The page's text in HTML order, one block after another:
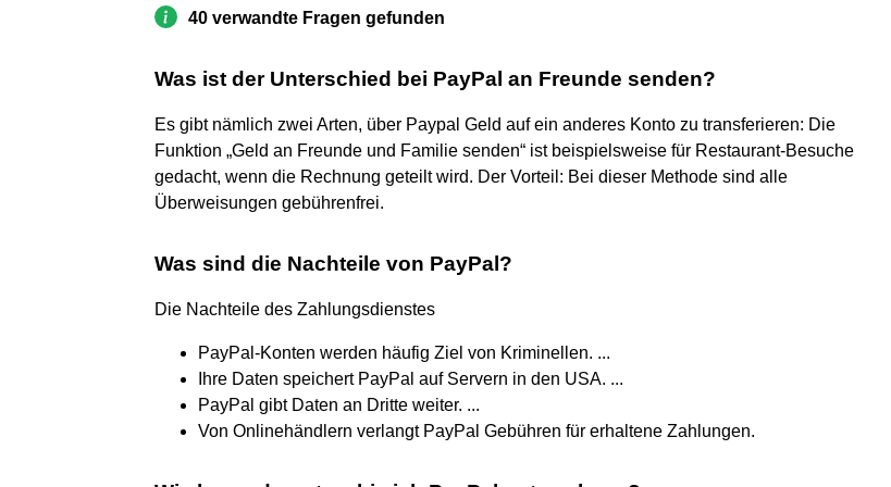
40 verwandte Fragen gefunden
Was ist der Unterschied bei PayPal an Freunde senden?
Es gibt nämlich zwei Arten, über Paypal Geld auf ein anderes Konto zu transferieren: Die
Funktion „Geld an Freunde und Familie senden“ ist beispielsweise für Restaurant-Besuche
gedacht, wenn die Rechnung geteilt wird. Der Vorteil: Bei dieser Methode sind alle
Überweisungen gebührenfrei.
Was sind die Nachteile von PayPal?
Die Nachteile des Zahlungsdienstes
PayPal-Konten werden häufig Ziel von Kriminellen. ...
Ihre Daten speichert PayPal auf Servern in den USA. ...
PayPal gibt Daten an Dritte weiter. ...
Von Onlinehändlern verlangt PayPal Gebühren für erhaltene Zahlungen.